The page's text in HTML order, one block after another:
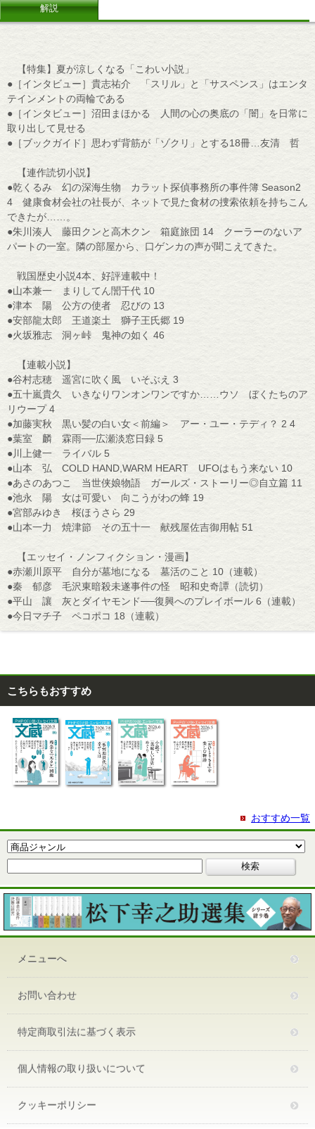
解説
【特集】夏が涼しくなる「こわい小説」
●［インタビュー］貴志祐介 「スリル」と「サスペンス」はエンタ
テインメントの両輪である
●［インタビュー］沼田まほかる 人間の心の奥底の「闇」を日常に
取り出して見せる
●［ブックガイド］思わず背筋が「ゾクリ」とする18冊…友清 哲
【連作読切小説】
●乾くるみ 幻の深海生物 カラット探偵事務所の事件簿 Season2
4 健康食材会社の社長が、ネットで見た食材の捜索依頼を持ちこん
できたが……。
●朱川湊人 藤田クンと高木クン 箱庭旅団 14 クーラーのないア
パートの一室。隣の部屋から、口ゲンカの声が聞こえてきた。
戦国歴史小説4本、好評連載中！
●山本兼一 まりしてん誾千代 10
●津本 陽 公方の使者 忍びの 13
●安部龍太郎 王道楽土 獅子王氏郷 19
●火坂雅志 洞ヶ峠 鬼神の如く 46
【連載小説】
●谷村志穂 遥宮に吹く風 いそぶえ 3
●五十嵐貴久 いきなりワンオンワンですか……ウソ ぼくたちのア
リウープ 4
●加藤実秋 黒い髪の白い女＜前編＞ アー・ユー・テディ？ 2 4
●葉室 麟 霖雨──広瀬淡窓日録 5
●川上健一 ライバル 5
●山本 弘 COLD HAND,WARM HEART UFOはもう来ない 10
●あさのあつこ 当世侠娘物語 ガールズ・ストーリー◎自立篇 11
●池永 陽 女は可愛い 向こうがわの蜂 19
●宮部みゆき 桜ほうさら 29
●山本一力 焼津節 その五十一 献残屋佐吉御用帖 51
【エッセイ・ノンフィクション・漫画】
●赤瀬川原平 自分が墓地になる 墓活のこと 10（連載）
●秦 郁彦 毛沢東暗殺未遂事件の怪 昭和史奇譚（読切）
●平山 讓 灰とダイヤモンド──復興へのプレイボール 6（連載）
●今日マチ子 ペコポコ 18（連載）
こちらもおすすめ
おすすめ一覧
メニューへ
お問い合わせ
特定商取引法に基づく表示
個人情報の取り扱いについて
クッキーポリシー